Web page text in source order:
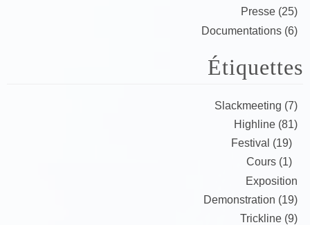
Presse (25)
Documentations (6)
Étiquettes
Slackmeeting (7)
Highline (81)
Festival (19)
Cours (1)
Exposition
Demonstration (19)
Trickline (9)